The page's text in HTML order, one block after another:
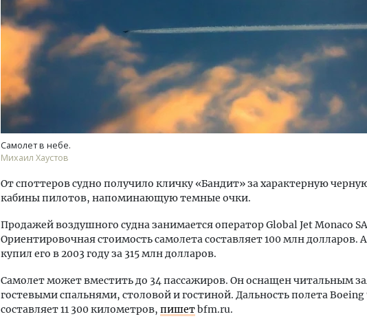
Самолет в небе.
Михаил Хаустов
От споттеров судно получило кличку «Бандит» за характерную
кабины пилотов, напоминающую темные очки.
Продажей воздушного судна занимается оператор Global Jet Monaco
Ориентировочная стоимость самолета составляет 100 млн долларов.
купил его в 2003 году за 315 млн долларов.
Самолет может вместить до 34 пассажиров. Он оснащен читальным
гостевыми спальнями, столовой и гостиной. Дальность полета Boeing
составляет 11 300 километров, пишетbfm.ru.
Архитектурный код начинается с
земли. Мощение крупноформатными
плитами становится новым
стандартом благоустройства
Смелость архитектурных
Генеральный директор